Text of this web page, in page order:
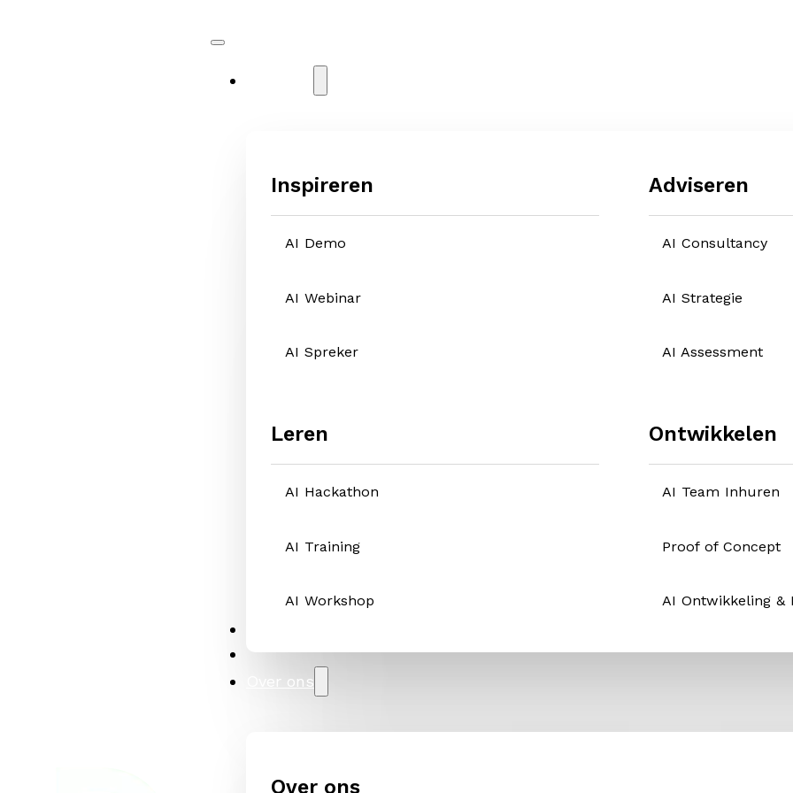
Inspireren
AI Demo
AI Webinar
AI Spreker
Leren
AI Hackathon
AI Training
AI Workshop
Adviseren
AI Consultancy
AI Strategie
AI Assessment
Ontwikkelen
AI Team Inhuren
Proof of Concept
AI Ontwikkeling &
Cases
Over ons
Over ons